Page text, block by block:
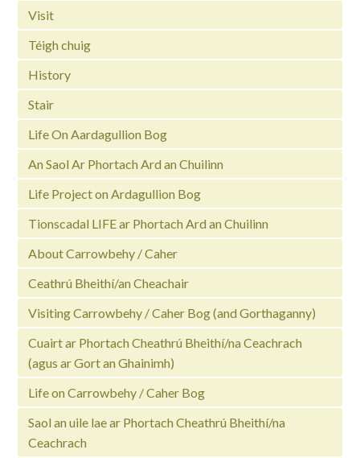
Visit
Téigh chuig
History
Stair
Life On Aardagullion Bog
An Saol Ar Phortach Ard an Chuilinn
Life Project on Ardagullion Bog
Tionscadal LIFE ar Phortach Ard an Chuilinn
About Carrowbehy / Caher
Ceathrú Bheithí/an Cheachair
Visiting Carrowbehy / Caher Bog (and Gorthaganny)
Cuairt ar Phortach Cheathrú Bheithí/na Ceachrach
(agus ar Gort an Ghainimh)
Life on Carrowbehy / Caher Bog
Saol an uile lae ar Phortach Cheathrú Bheithí/na
Ceachrach